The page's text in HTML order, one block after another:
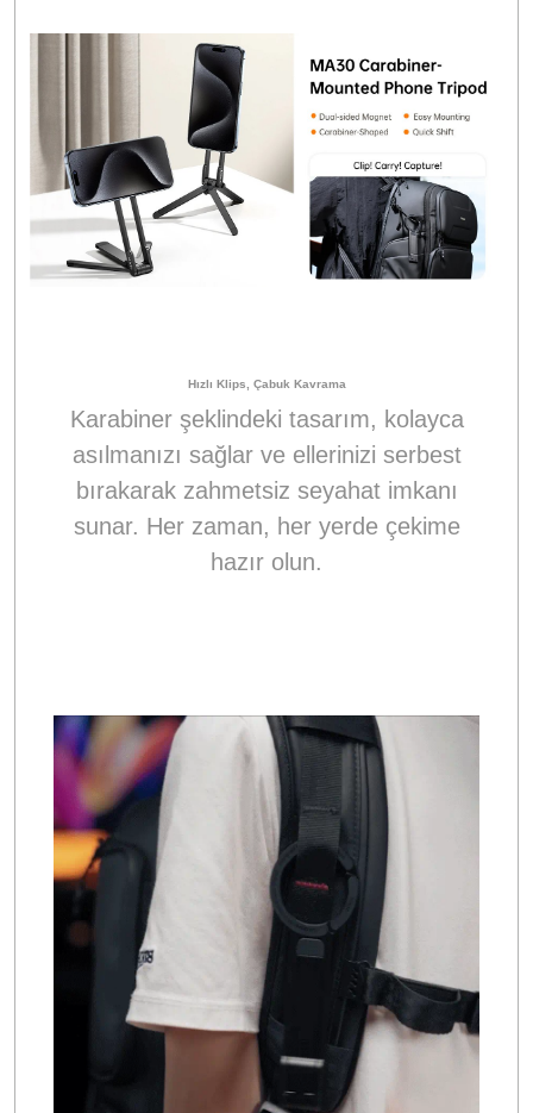
Hızlı Klips, Çabuk Kavrama
Karabiner şeklindeki tasarım, kolayca
asılmanızı sağlar ve ellerinizi serbest
bırakarak zahmetsiz seyahat imkanı
sunar. Her zaman, her yerde çekime
hazır olun.